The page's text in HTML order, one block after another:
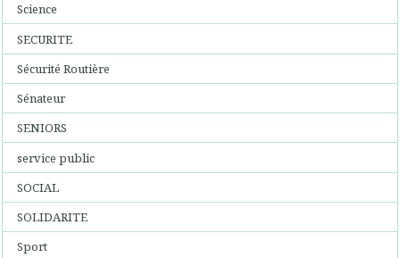
Science
SECURITE
Sécurité Routière
Sénateur
SENIORS
service public
SOCIAL
SOLIDARITE
Sport